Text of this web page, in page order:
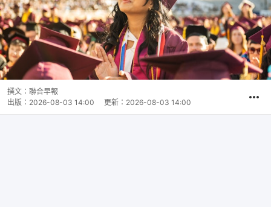
撰文： 聯合早報
出版： 2026-08-03 14:00 更新： 2026-08-03 14:00